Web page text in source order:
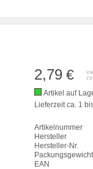
2,79 €
Artikel auf
Lieferzeit ca. 1
Artikelnummer
Hersteller
Hersteller-Nr.
Packungsgewicht
EAN